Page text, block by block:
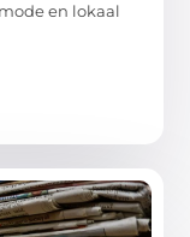
en lokaal